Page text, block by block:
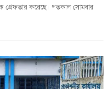
গ্রেফতার করেছে। গতকাল সোমবার